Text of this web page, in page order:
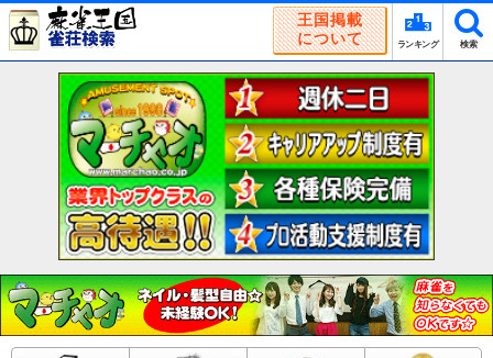
王国掲載
について
ランキング 検索